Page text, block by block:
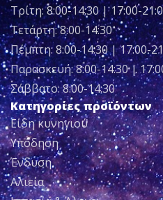
Τρίτη: 8:00-14:30 | 17:00-
Τετάρτη: 8:00-14:30
Πέμπτη: 8:00-14:30 | 17:00-
Παρασκευή: 8:00-14:30 |
Σάββατο: 8:00-14:30
Κατηγορίες προϊόντων
Είδη κυνηγιού
Υπόδηση
Ένδυση
Αλιεία